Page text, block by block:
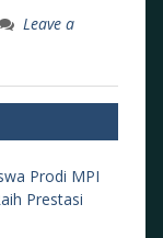
Leave a
Prodi MPI
Prestasi